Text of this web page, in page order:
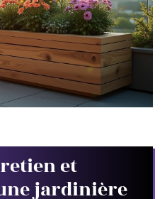
et
jardinière